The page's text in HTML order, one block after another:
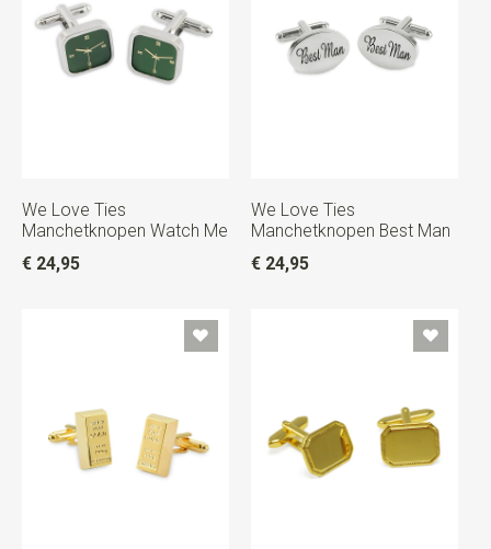
We Love Ties
Manchetknopen Watch Me
€ 24,95
We Love Ties
Manchetknopen Best Man
€ 24,95